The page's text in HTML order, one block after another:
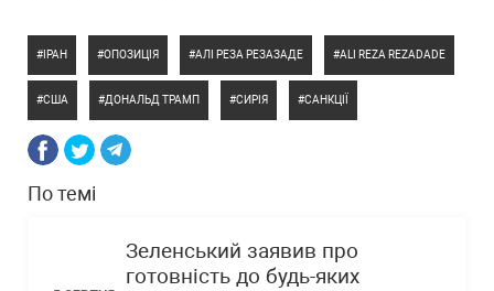
ІРАН ОПОЗИЦІЯ АЛІ РЕЗА РЕЗАЗАДЕ ALI REZA REZADADE
США ДОНАЛЬД ТРАМП СИРІЯ САНКЦІЇ
По темі
Зеленський заявив про
готовність до будь-яких